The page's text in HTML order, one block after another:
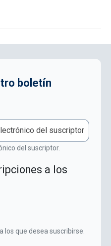
boletín
del suscriptor.
a los
los que desea suscribirse.